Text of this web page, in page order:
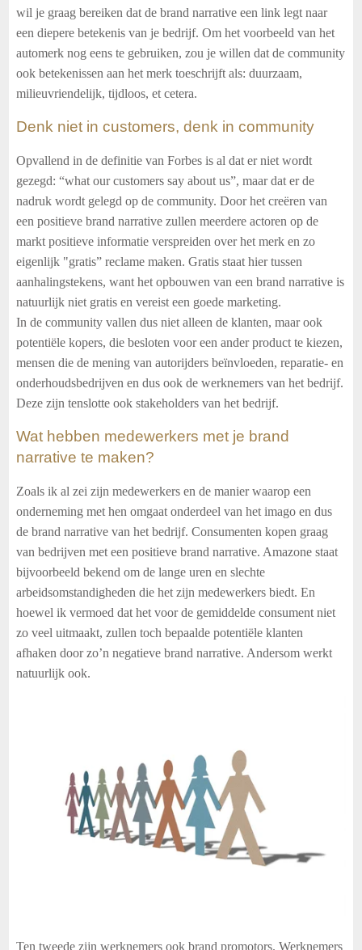
wil je graag bereiken dat de brand narrative een link legt naar
een diepere betekenis van je bedrijf. Om het voorbeeld van het
automerk nog eens te gebruiken, zou je willen dat de community
ook betekenissen aan het merk toeschrijft als: duurzaam,
milieuvriendelijk, tijdloos, et cetera.
Denk niet in customers, denk in community
Opvallend in de definitie van Forbes is al dat er niet wordt
gezegd: “what our customers say about us”, maar dat er de
nadruk wordt gelegd op de community. Door het creëren van
een positieve brand narrative zullen meerdere actoren op de
markt positieve informatie verspreiden over het merk en zo
eigenlijk "gratis” reclame maken. Gratis staat hier tussen
aanhalingstekens, want het opbouwen van een brand narrative is
natuurlijk niet gratis en vereist een goede marketing.
In de community vallen dus niet alleen de klanten, maar ook
potentiële kopers, die besloten voor een ander product te kiezen,
mensen die de mening van autorijders beïnvloeden, reparatie- en
onderhoudsbedrijven en dus ook de werknemers van het bedrijf.
Deze zijn tenslotte ook stakeholders van het bedrijf.
Wat hebben medewerkers met je brand
narrative te maken?
Zoals ik al zei zijn medewerkers en de manier waarop een
onderneming met hen omgaat onderdeel van het imago en dus
de brand narrative van het bedrijf. Consumenten kopen graag
van bedrijven met een positieve brand narrative. Amazone staat
bijvoorbeeld bekend om de lange uren en slechte
arbeidsomstandigheden die het zijn medewerkers biedt. En
hoewel ik vermoed dat het voor de gemiddelde consument niet
zo veel uitmaakt, zullen toch bepaalde potentiële klanten
afhaken door zo’n negatieve brand narrative. Andersom werkt
natuurlijk ook.
Ten tweede zijn werknemers ook brand promotors. Werknemers